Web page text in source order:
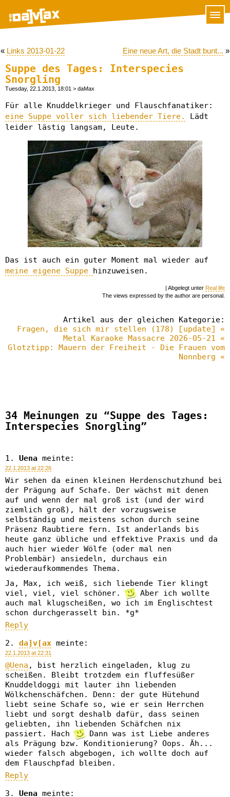
« Links 2013-01-22 Eine neue Art, die Stadt bunt... »
Suppe des Tages: Interspecies
Snorgling
Tuesday, 22.1.2013, 18:01 > daMax
Für alle Knuddelkrieger und Flauschfanatiker:
eine Suppe voller sich liebender Tiere.
Lädt
leider lästig langsam, Leute.
Das ist auch ein guter Moment mal wieder auf
meine eigene Suppe hinzuweisen.
| Abgelegt unter Real life
The views expressed by the author are personal.
Artikel aus der gleichen Kategorie:
Fragen, die sich mir stellen (178) [update] «
Metal Karaoke Massacre 2026-05-21 «
Glotztipp: Mauern der Freiheit - Die Frauen vom
Nonnberg «
34 Meinungen zu “Suppe des Tages:
Interspecies Snorgling”
Uena meinte:
22.1.2013 at 22:26
Wir sehen da einen kleinen Herdenschutzhund bei
der Prägung auf Schafe. Der wächst mit denen
auf und wenn der mal groß ist (und der wird
ziemlich groß), hält der vorzugsweise
selbständig und meistens schon durch seine
Präsenz Raubtiere fern. Ist anderlands bis
heute ganz übliche und effektive Praxis und da
auch hier wieder Wölfe (oder mal nen
Problembär) ansiedeln, durchaus ein
wiederaufkommendes Thema.
Ja, Max, ich weiß, sich liebende Tier klingt
viel, viel, viel schöner.
Aber ich wollte
auch mal klugscheißen, wo ich im Englischtest
schon durchgerasselt bin. *g*
Reply
da]v[ax meinte:
22.1.2013 at 22:31
@Uena , bist herzlich eingeladen, klug zu
scheißen. Bleibt trotzdem ein fluffesüßer
Knuddeldoggi mit lauter ihn liebenden
Wölkchenschäfchen. Denn: der gute Hütehund
liebt seine Schafe so, wie er sein Herrchen
liebt und sorgt deshalb dafür, dass seinen
geliebten, ihn liebenden Schäfchen nix
passiert. Hach
Dann was ist Liebe anderes
als Prägung bzw. Konditionierung? Oops. Äh...
wieder falsch abgebogen, ich wollte doch auf
dem Flauschpfad bleiben.
Reply
Uena meinte: